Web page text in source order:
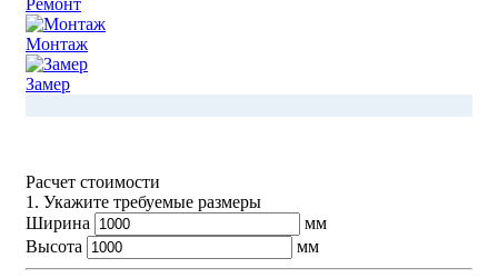
Монтаж
Замер
Расчет стоимости
1. Укажите требуемые размеры
Ширина
мм
Высота
мм